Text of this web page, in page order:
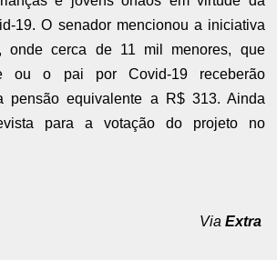
19. O senador mencionou a iniciativa
onde cerca de 11 mil menores, que
ou o pai por Covid-19 receberão
pensão equivalente a R$ 313. Ainda
para a votação do projeto no
Via Extra